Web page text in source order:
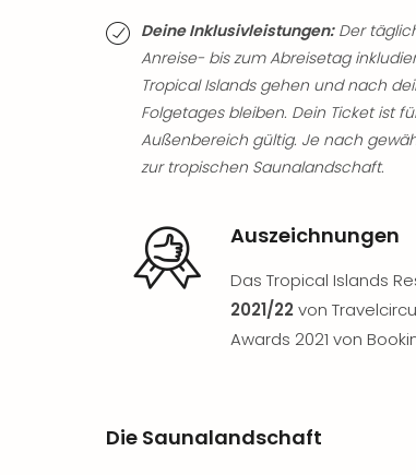
Deine Inklusivleistungen:Der
Anreise- bis zum Abreisetag
Tropical Islands gehen und nach
Folgetages bleiben. Dein Ticket ist
Außenbereich gültig. Je nach
zur tropischen Saunalandschaft.
Auszeichnungen
Das Tropical Islands
2021/22von
Awards 2021 von
Die Saunalandschaft